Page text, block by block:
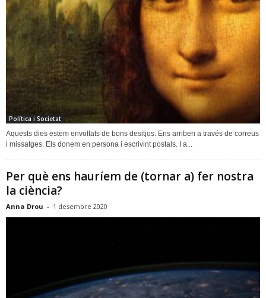
Política i Societat
Aquests dies estem envoltats de bons desitjos. Ens arriben a través de correus
i missatges. Els donem en persona i escrivint postals. I a...
Per què ens hauríem de (tornar a) fer nostra
la ciència?
Anna Drou - 1 desembre 2020